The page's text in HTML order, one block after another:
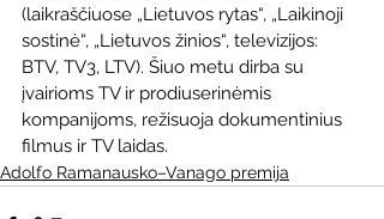
(laikraščiuose „Lietuvos rytas“, „Laikinoji
sostinė“, „Lietuvos žinios“, televizijos:
BTV, TV3, LTV). Šiuo metu dirba su
įvairioms TV ir prodiuserinėmis
kompanijoms, režisuoja dokumentinius
filmus ir TV laidas.
Adolfo Ramanausko–Vanago premija